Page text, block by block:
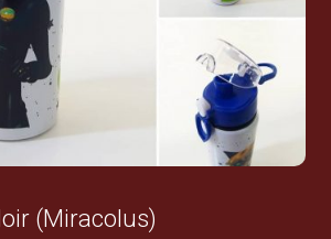
(Miracolus)